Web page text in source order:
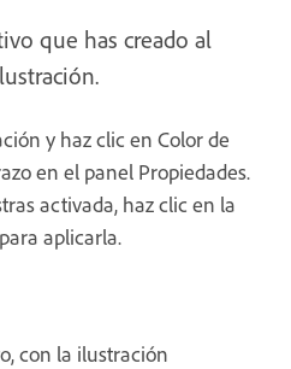
que has creado al
y haz clic en Color de
en el panel Propiedades.
activada, haz clic en la
aplicarla.
con la ilustración